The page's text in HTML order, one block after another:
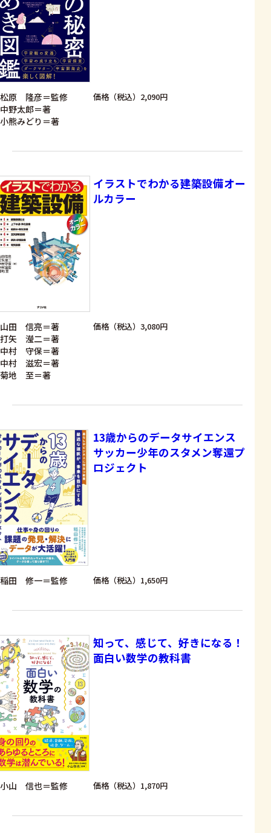
松原 隆彦＝監修
中野太郎＝著
小熊みどり＝著
価格（税込）2,090円
イラストでわかる建築設備オー
ルカラー
山田 信亮＝著
打矢 瀅二＝著
中村 守保＝著
中村 滋宏＝著
菊地 至＝著
価格（税込）3,080円
13歳からのデータサイエンス
サッカー少年のスタメン奪還プ
ロジェクト
稲田 修一＝監修 価格（税込）1,650円
知って、感じて、好きになる！
面白い数学の教科書
小山 信也＝監修 価格（税込）1,870円